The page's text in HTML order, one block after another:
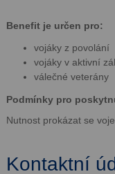
Benefit je určen pro:
vojáky z povolání
vojáky v aktivní
válečné veterány
Podmínky pro
Nutnost prokázat se
Kontaktní